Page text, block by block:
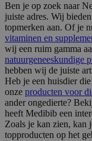
Ben je op zoek naar
juiste adres. Wij
topmerken aan. Of je
vitaminen en
wij een ruim gamma
natuurgeneeskundige
hebben wij de juiste
Heb je een huisdier
onze producten voor
ander ongedierte?
heeft Medibib een
Zoals je kan zien, kan
topproducten op het